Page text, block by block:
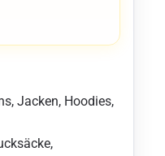
Jacken, Hoodies,